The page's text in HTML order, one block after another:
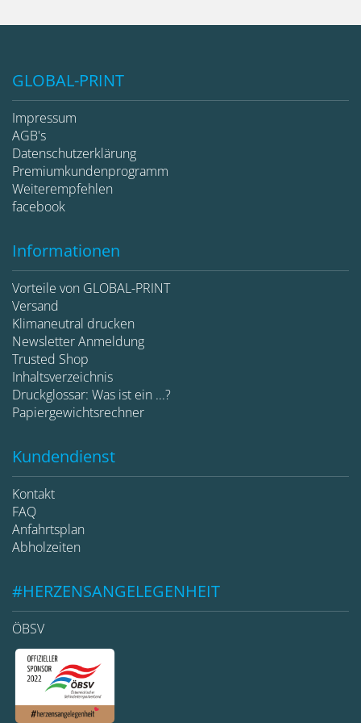
GLOBAL-PRINT
Impressum
AGB's
Datenschutzerklärung
Premiumkundenprogramm
Weiterempfehlen
facebook
Informationen
Vorteile von GLOBAL-PRINT
Versand
Klimaneutral drucken
Newsletter Anmeldung
Trusted Shop
Inhaltsverzeichnis
Druckglossar: Was ist ein ...?
Papiergewichtsrechner
Kundendienst
Kontakt
FAQ
Anfahrtsplan
Abholzeiten
#HERZENSANGELEGENHEIT
ÖBSV